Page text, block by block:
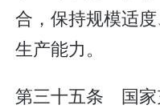
合，保持规模适
生产能力。
第三十五条 国家